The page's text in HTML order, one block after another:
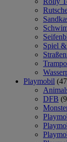
Spiel
Playmobil
DFB